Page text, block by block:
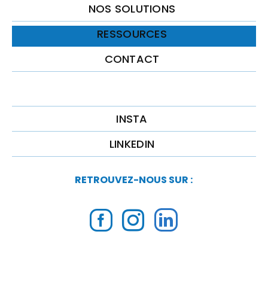
NOS SOLUTIONS
RESSOURCES
CONTACT
INSTA
LINKEDIN
RETROUVEZ-NOUS SUR :